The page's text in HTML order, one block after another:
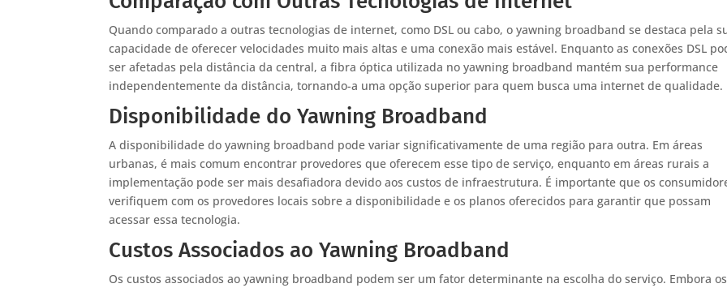
Quando comparado a outras tecnologias de internet, como DSL ou cabo, o yawning broadband se destaca pela
capacidade de oferecer velocidades muito mais altas e uma conexão mais estável. Enquanto as conexões DSL
ser afetadas pela distância da central, a fibra óptica utilizada no yawning broadband mantém sua performance
independentemente da distância, tornando-a uma opção superior para quem busca uma internet de qualidade.
Disponibilidade do Yawning Broadband
A disponibilidade do yawning broadband pode variar significativamente de uma região para outra. Em áreas
urbanas, é mais comum encontrar provedores que oferecem esse tipo de serviço, enquanto em áreas rurais a
implementação pode ser mais desafiadora devido aos custos de infraestrutura. É importante que os
verifiquem com os provedores locais sobre a disponibilidade e os planos oferecidos para garantir que possam
acessar essa tecnologia.
Custos Associados ao Yawning Broadband
Os custos associados ao yawning broadband podem ser um fator determinante na escolha do serviço. Embora os